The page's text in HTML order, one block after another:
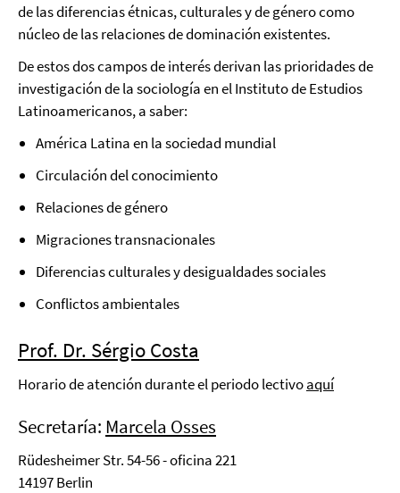
de las diferencias étnicas, culturales y de género como
núcleo de las relaciones de dominación existentes.
De estos dos campos de interés derivan las prioridades de
investigación de la sociología en el Instituto de Estudios
Latinoamericanos, a saber:
América Latina en la sociedad mundial
Circulación del conocimiento
Relaciones de género
Migraciones transnacionales
Diferencias culturales y desigualdades sociales
Conflictos ambientales
Prof. Dr. Sérgio Costa
Horario de atención durante el periodo lectivoaquí
Secretaría: Marcela Osses
Rüdesheimer Str. 54-56 - oficina 221
14197 Berlin